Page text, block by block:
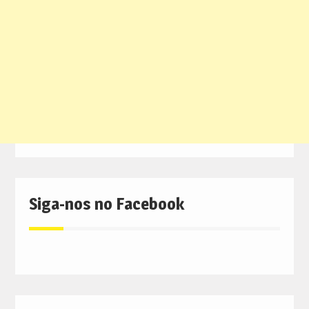
Siga-nos no Facebook